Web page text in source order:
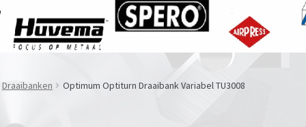
Draaibanken Optimum Optiturn Draaibank Variabel TU3008